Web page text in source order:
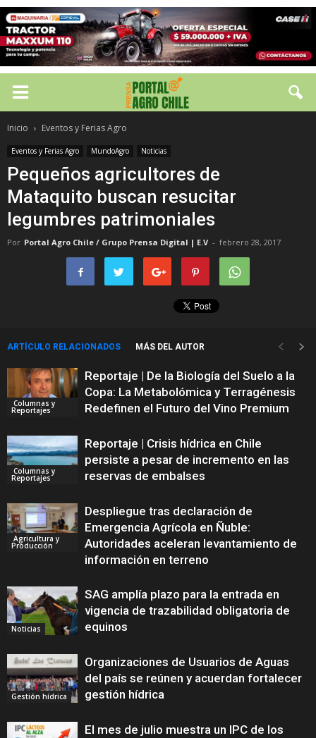
Inicio Eventos y Ferias Agro
Eventos y Ferias Agro MundoAgro Noticias
Pequeños agricultores de
Mataquito buscan resucitar
legumbres patrimoniales
Por Portal Agro Chile / Grupo Prensa Digital | E.V - febrero 28, 2017
ARTÍCULO RELACIONADOS MÁS DEL AUTOR
Columnas y
Reportajes
Reportaje | De la Biología del Suelo a la
Copa: La Metabolómica y Terragénesis
Redefinen el Futuro del Vino Premium
Columnas y
Reportajes
Reportaje | Crisis hídrica en Chile
persiste a pesar de incremento en las
reservas de embalses
Agricultura y
Producción
Despliegue tras declaración de
Emergencia Agrícola en Ñuble:
Autoridades aceleran levantamiento de
información en terreno
Noticias
SAG amplía plazo para la entrada en
vigencia de trazabilidad obligatoria de
equinos
Gestión hídrica
Organizaciones de Usuarios de Aguas
del país se reúnen y acuerdan fortalecer
gestión hídrica
El mes de julio muestra un IPC de los